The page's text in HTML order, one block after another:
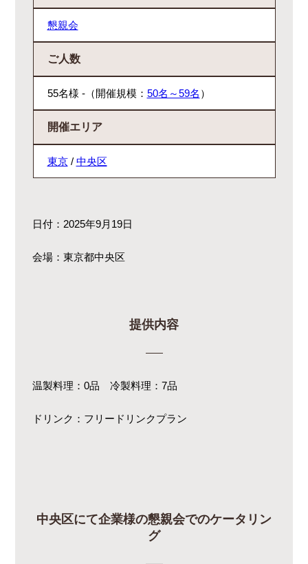
懇親会
ご人数
55名様 -（開催規模： 50名～59名 ）
開催エリア
東京/ 中央区
日付：2025年9月19日
会場：東京都中央区
提供内容
温製料理：0品 冷製料理：7品
ドリンク：フリードリンクプラン
中央区にて企業様の懇親会でのケータリン
グ